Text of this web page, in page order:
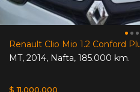
Renault Clio Mio 1.2 Conford
MT, 2014, Nafta, 185.000 km.
$ 11.000.000